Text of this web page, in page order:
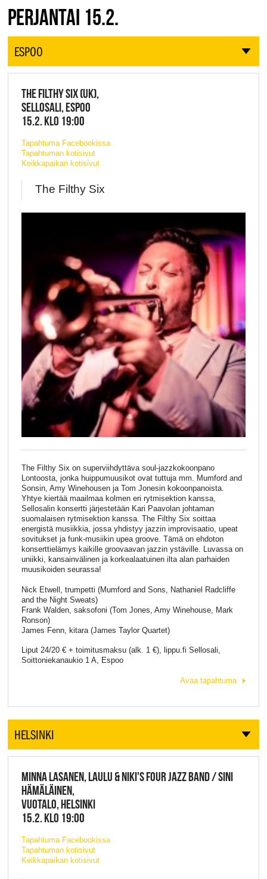
JAZZ FINLAND LIVE
PERJANTAI 15.2.
ESPOO
THE FILTHY SIX (UK),
SELLOSALI, ESPOO
15.2. KLO 19:00
Tapahtuma Facebookissa
Tapahtuman kotisivut
Keikkapaikan kotisivut
The Filthy Six
The Filthy Six on superviihdyttäva soul-jazzkokoonpano
Lontoosta, jonka huippumuusikot ovat tuttuja mm. Mumford and
Sonsin, Amy Winehousen ja Tom Jonesin kokoonpanoista.
Yhtye kiertää maailmaa kolmen eri rytmisektion kanssa,
Sellosalin konsertti järjestetään Kari Paavolan johtaman
suomalaisen rytmisektion kanssa. The Filthy Six soittaa
energistä musiikkia, jossa yhdistyy jazzin improvisaatio, upeat
sovitukset ja funk-musiikin upea groove. Tämä on ehdoton
konserttielämys kaikille groovaavan jazzin ystäville. Luvassa on
uniikki, kansainvälinen ja korkealaatuinen ilta alan parhaiden
muusikoiden seurassa!
Nick Etwell, trumpetti (Mumford and Sons, Nathaniel Radcliffe
and the Night Sweats)
Frank Walden, saksofoni (Tom Jones, Amy Winehouse, Mark
Ronson)
James Fenn, kitara (James Taylor Quartet)
Liput 24/20 € + toimitusmaksu (alk. 1 €), lippu.fi Sellosali,
Soittoniekanaukio 1 A, Espoo
Avaa tapahtuma
HELSINKI
MINNA LASANEN, LAULU & NIKI'S FOUR JAZZ BAND / SINI
HÄMÄLÄINEN,
VUOTALO, HELSINKI
15.2. KLO 19:00
Tapahtuma Facebookissa
Tapahtuman kotisivut
Keikkapaikan kotisivut